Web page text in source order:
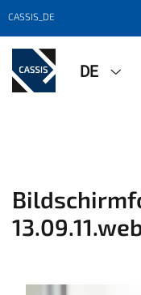
CASSIS_DE
DE